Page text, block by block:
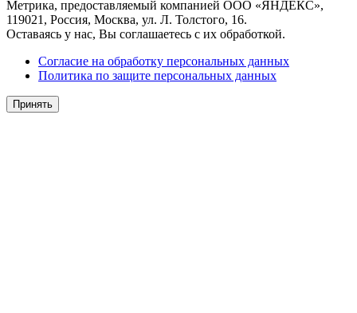
Метрика, предоставляемый компанией ООО «ЯНДЕКС»,
119021, Россия, Москва, ул. Л. Толстого, 16.
Оставаясь у нас, Вы соглашаетесь с их обработкой.
Согласие на обработку персональных данных
Политика по защите персональных данных
Принять